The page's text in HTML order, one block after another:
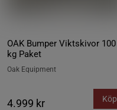
OAK Bumper Viktskivor 100
kg Paket
Oak Equipment
4.999 kr Köp